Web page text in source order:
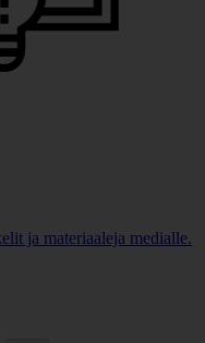
ja materiaaleja medialle.